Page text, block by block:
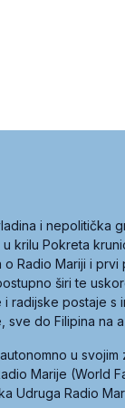
i nepolitička
krilu Pokreta
Radio Mariji i
širi te
radijske postaje
do Filipina na
u
Marije (World
Udruga Radio